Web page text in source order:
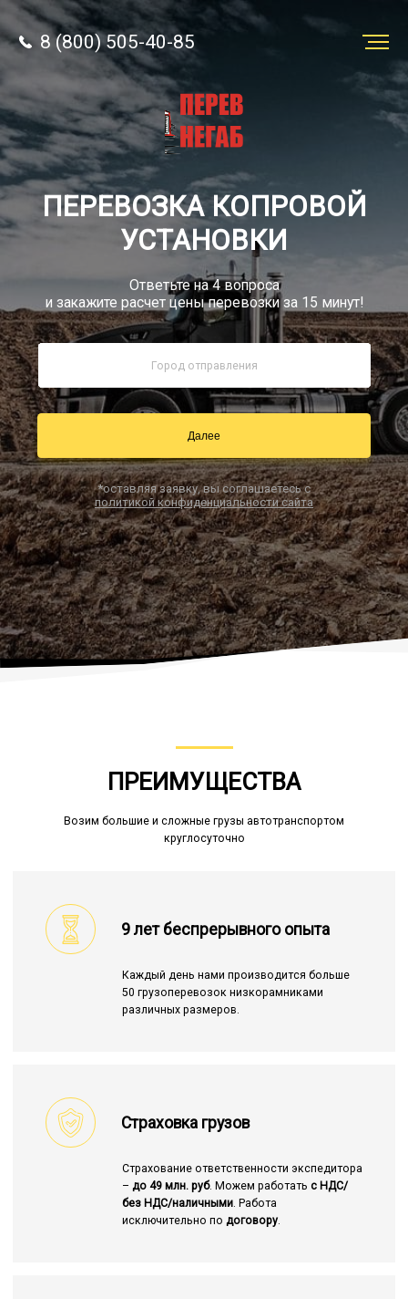
8 (800) 505-40-85
Звонок по РФ бесплатный
sale@simtruck-negabarit.ru
Заказать звонок
Заказать
перевозку
Грузы
8 (800) 505-40-85
ПЕРЕВОЗКА КОПРОВОЙ
УСТАНОВКИ
Ответьте на 4 вопроса
и закажите расчет цены перевозки за 15 минут!
Далее
*оставляя заявку, вы соглашаетесь с
политикой конфиденциальности сайта
ПРЕИМУЩЕСТВА
Возим большие и сложные грузы автотранспортом
круглосуточно
9 лет беспрерывного опыта
Каждый день нами производится больше
50 грузоперевозок низкорамниками
различных размеров.
Страховка грузов
Страхование ответственности экспедитора
– до 49 млн. руб. Можем работать с НДС/
без НДС/наличными. Работа
исключительно по договору.